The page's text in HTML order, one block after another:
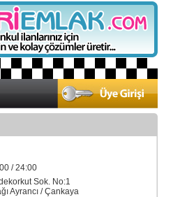
/ 24:00
Sok. No:1
Ayrancı / Çankaya